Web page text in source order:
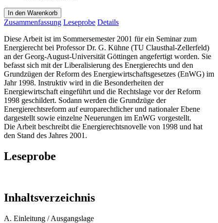
In den Warenkorb
Zusammenfassung Leseprobe Details
Diese Arbeit ist im Sommersemester 2001 für ein Seminar zum
Energierecht bei Professor Dr. G. Kühne (TU Clausthal-Zellerfeld)
an der Georg-August-Universität Göttingen angefertigt worden. Sie
befasst sich mit der Liberalisierung des Energierechts und den
Grundzügen der Reform des Energiewirtschaftsgesetzes (EnWG) im
Jahr 1998. Instruktiv wird in die Besonderheiten der
Energiewirtschaft eingeführt und die Rechtslage vor der Reform
1998 geschildert. Sodann werden die Grundzüge der
Energierechtsreform auf europarechtlicher und nationaler Ebene
dargestellt sowie einzelne Neuerungen im EnWG vorgestellt.
Die Arbeit beschreibt die Energierechtsnovelle von 1998 und hat
den Stand des Jahres 2001.
Leseprobe
Inhaltsverzeichnis
A. Einleitung / Ausgangslage